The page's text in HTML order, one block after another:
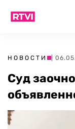
НОВОСТИ |
Суд